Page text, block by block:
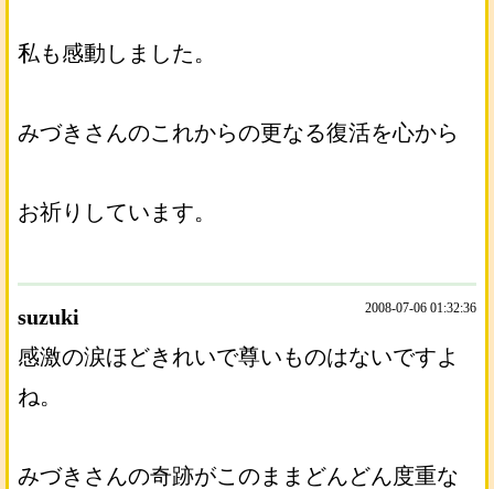
私も感動しました。
みづきさんのこれからの更なる復活を心から
お祈りしています。
suzuki 2008-07-06 01:32:36
感激の涙ほどきれいで尊いものはないですよ
ね。
みづきさんの奇跡がこのままどんどん度重な